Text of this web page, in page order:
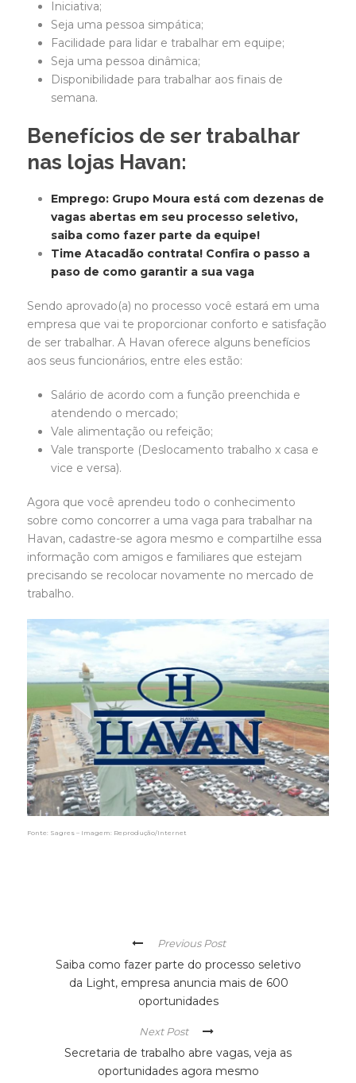
Iniciativa;
Seja uma pessoa simpática;
Facilidade para lidar e trabalhar em equipe;
Seja uma pessoa dinâmica;
Disponibilidade para trabalhar aos finais de
semana.
Benefícios de ser trabalhar
nas lojas Havan:
Emprego: Grupo Moura está com dezenas de
vagas abertas em seu processo seletivo,
saiba como fazer parte da equipe!
Time Atacadão contrata! Confira o passo a
paso de como garantir a sua vaga
Sendo aprovado(a) no processo você estará em uma
empresa que vai te proporcionar conforto e satisfação
de ser trabalhar. A Havan oferece alguns benefícios
aos seus funcionários, entre eles estão:
Salário de acordo com a função preenchida e
atendendo o mercado;
Vale alimentação ou refeição;
Vale transporte (Deslocamento trabalho x casa e
vice e versa).
Agora que você aprendeu todo o conhecimento
sobre como concorrer a uma vaga para trabalhar na
Havan, cadastre-se agora mesmo e compartilhe essa
informação com amigos e familiares que estejam
precisando se recolocar novamente no mercado de
trabalho.
Fonte: Sagres – Imagem: Reprodução/Internet
Previous Post
Saiba como fazer parte do processo seletivo
da Light, empresa anuncia mais de 600
oportunidades
Next Post
Secretaria de trabalho abre vagas, veja as
oportunidades agora mesmo